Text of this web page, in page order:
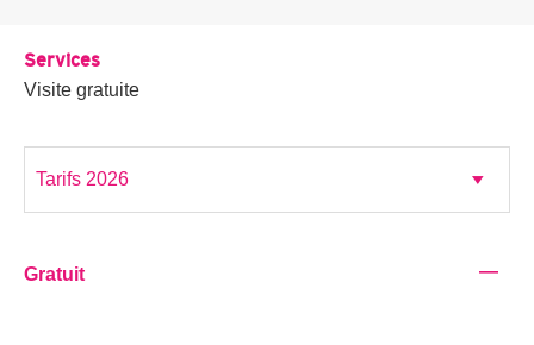
Services
Visite gratuite
Gratuit —